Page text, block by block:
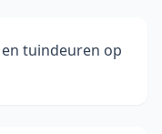
tuindeuren op